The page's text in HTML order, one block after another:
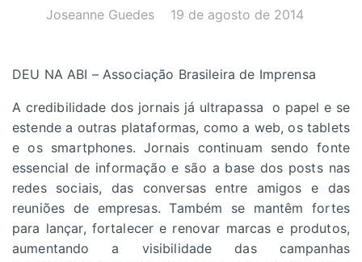
AUTOR(A):
Joseanne Guedes DATA:
19 de agosto de 2014
DEU NA ABI – Associação Brasileira de Imprensa
A credibilidade dos jornais já ultrapassa o papel e se
estende a outras plataformas, como a web, os tablets
e os smartphones. Jornais continuam sendo fonte
essencial de informação e são a base dos posts nas
redes sociais, das conversas entre amigos e das
reuniões de empresas. Também se mantêm fortes
para lançar, fortalecer e renovar marcas e produtos,
aumentando a visibilidade das campanhas